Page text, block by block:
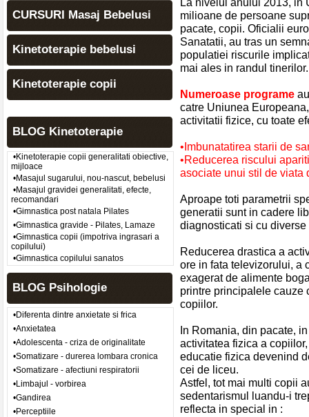
CURSURI Masaj Bebelusi
Kinetoterapie bebelusi
Kinetoterapie copii
BLOG Kinetoterapie
•Kinetoterapie copii generalitati obiective,
mijloace
•Masajul sugarului, nou-nascut, bebelusi
•Masajul gravidei generalitati, efecte,
recomandari
•Gimnastica post natala Pilates
•Gimnastica gravide - Pilates, Lamaze
•Gimnastica copii (impotriva ingrasari a
copilului)
•Gimnastica copilului sanatos
BLOG Psihologie
•Diferenta dintre anxietate si frica
•Anxietatea
•Adolescenta - criza de originalitate
•Somatizare - durerea lombara cronica
•Somatizare - afectiuni respiratorii
•Limbajul - vorbirea
•Gandirea
•Perceptiile
milioane de persoane
pacate, copii. Oficialii
Sanatatii, au tras un
populatiei riscurile
mai ales in randul tinerilor.
Numeroase programe
catre Uniunea
activitatii fizice, cu toate
•Imbunatatirea starii de
•Reducerea riscului
asociate unui stil de viata
Aproape toti parametrii
generatii sunt in cadere
diagnosticati si cu
Reducerea drastica a
ore in fata televizorului, a
exagerat de alimente
printre principalele cauze
copiilor.
In Romania, din pacate,
activitatea fizica a
educatie fizica devenind
cei de liceu.
Astfel, tot mai multi copii
sedentarismul luandu-i
reflecta in special in :